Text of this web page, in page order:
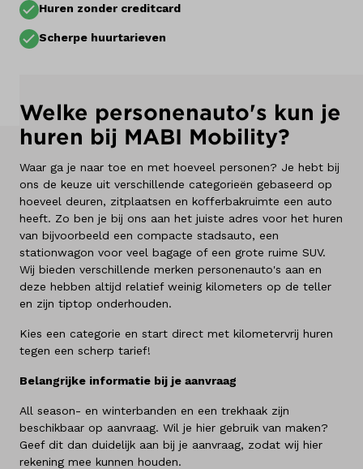
Over ons
Huren zonder creditcard
Scherpe huurtarieven
Welke personenauto's kun je
huren bij MABI Mobility?
Waar ga je naar toe en met hoeveel personen? Je hebt bij
ons de keuze uit verschillende categorieën gebaseerd op
hoeveel deuren, zitplaatsen en kofferbakruimte een auto
heeft. Zo ben je bij ons aan het juiste adres voor het huren
van bijvoorbeeld een compacte stadsauto, een
stationwagon voor veel bagage of een grote ruime SUV.
Wij bieden verschillende merken personenauto's aan en
deze hebben altijd relatief weinig kilometers op de teller
en zijn tiptop onderhouden.
Kies een categorie en start direct met kilometervrij huren
tegen een scherp tarief!
Belangrijke informatie bij je aanvraag
All season- en winterbanden en een trekhaak zijn
beschikbaar op aanvraag. Wil je hier gebruik van maken?
Geef dit dan duidelijk aan bij je aanvraag, zodat wij hier
rekening mee kunnen houden.